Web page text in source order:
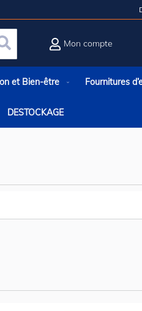
Rechercher
Mon compte
et Bien-être Fournitures
DESTOCKAGE